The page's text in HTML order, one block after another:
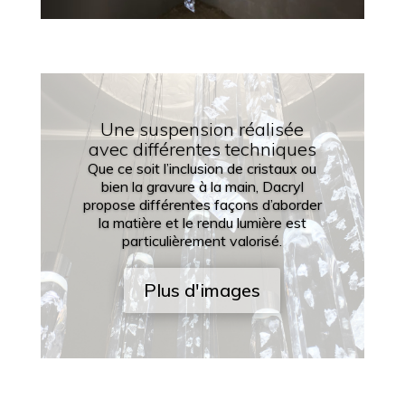
Une suspension réalisée
avec différentes techniques
Que ce soit l’inclusion de cristaux ou
bien la gravure à la main, Dacryl
propose différentes façons d’aborder
la matière et le rendu lumière est
particulièrement valorisé.
Plus d'images